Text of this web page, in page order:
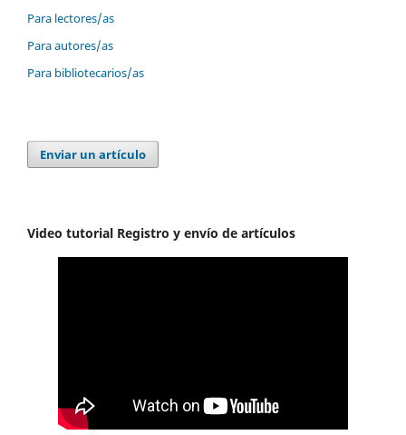
Para lectores/as
Para autores/as
Para bibliotecarios/as
Enviar un artículo
Video tutorial Registro y envío de artículos